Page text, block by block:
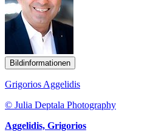
Bildinformationen
Grigorios Aggelidis
© Julia Deptala Photography
Aggelidis, Grigorios